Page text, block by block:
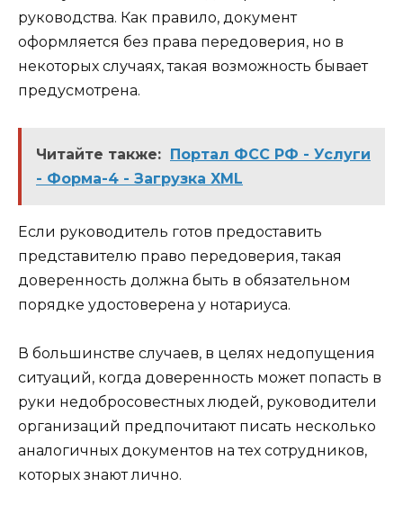
руководства. Как правило, документ
оформляется без права передоверия, но в
некоторых случаях, такая возможность бывает
предусмотрена.
Читайте также: Портал ФСС РФ - Услуги
- Форма-4 - Загрузка XML
Если руководитель готов предоставить
представителю право передоверия, такая
доверенность должна быть в обязательном
порядке удостоверена у нотариуса.
В большинстве случаев, в целях недопущения
ситуаций, когда доверенность может попасть в
руки недобросовестных людей, руководители
организаций предпочитают писать несколько
аналогичных документов на тех сотрудников,
которых знают лично.